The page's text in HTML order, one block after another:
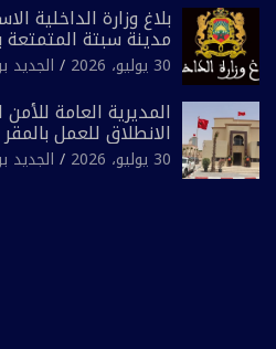
بلاغ وزارة الداخلية
مدينة سبتة المتمتعة
30 يوليو، 2026 الجديد
المديرية العامة
الانطلاق للعمل
للشرطة بولاية أمن
30 يوليو، 2026 الجديد